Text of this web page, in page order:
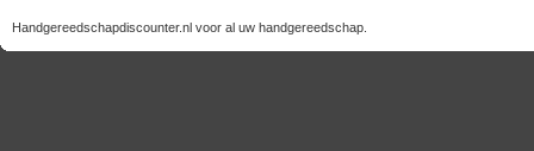
Handgereedschapdiscounter.nl voor al uw handgereedschap.